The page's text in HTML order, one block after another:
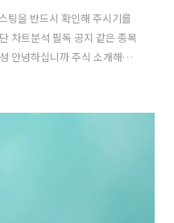
을 반드시 확인해 주시기를
차트분석 필독 공지 같은 종목
안녕하십니까 주식 소개해주
드릴 기업은 지카바이러스 관
매를 주 사업으로 하는 기업입
녹십자의 진단시약 및 혈액
니다. 2018/05/01 - [신나는
십자(006280) 주가 간단 차